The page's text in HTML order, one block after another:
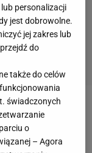
te nadejść
olimpijską
Studenci
personalizacji
jest dobrowolne.
jej zakres lub
do
także do celów
świadczonych
o
– Agora